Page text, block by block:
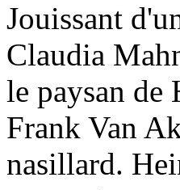
Jouissant
Claudia
le paysan de
Frank Van
nasillard.